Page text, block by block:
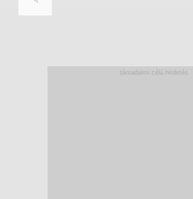
társadalmi célú hirdetés